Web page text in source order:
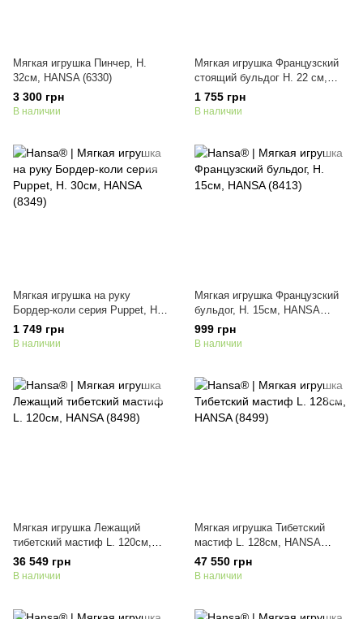
Мягкая игрушка Пинчер, H.
32см, HANSA (6330)
3 300 грн
В наличии
Мягкая игрушка Французский
стоящий бульдог H. 22 см,
HANSA (6597)
1 755 грн
В наличии
Мягкая игрушка на руку
Бордер-коли серия Puppet, H.
30см, HANSA (8349)
1 749 грн
В наличии
Мягкая игрушка Французский
бульдог, H. 15см, HANSA
(8413)
999 грн
В наличии
Мягкая игрушка Лежащий
тибетский мастиф L. 120см,
HANSA (8498)
36 549 грн
В наличии
Мягкая игрушка Тибетский
мастиф L. 128см, HANSA
(8499)
47 550 грн
В наличии